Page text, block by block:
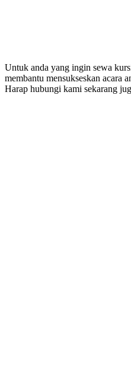
Untuk anda yang ingin sewa
membantu mensukseskan acara
Harap hubungi kami sekarang